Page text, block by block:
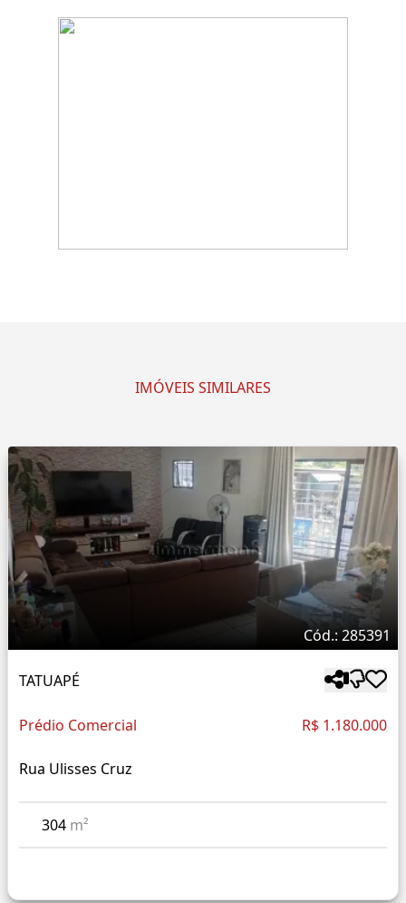
IMÓVEIS SIMILARES
Cód.: 285391
TATUAPÉ
Prédio Comercial R$ 1.180.000
Rua Ulisses Cruz
304 m²